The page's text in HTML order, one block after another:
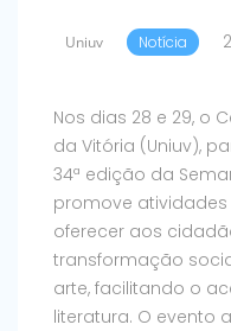
Uniuv Notícia
Nos dias 28 e 29, o
da Vitória (Uniuv),
34ª edição da
promove
oferecer aos
transformação
arte, facilitando o
literatura. O evento